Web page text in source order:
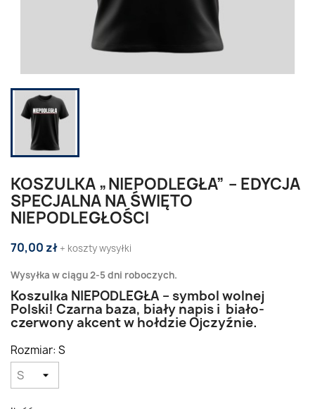
KOSZULKA „NIEPODLEGŁA” – EDYCJA
SPECJALNA NA ŚWIĘTO
NIEPODLEGŁOŚCI
70,00 zł + koszty wysyłki
Wysyłka w ciągu 2-5 dni roboczych.
Koszulka NIEPODLEGŁA – symbol wolnej
Polski! Czarna baza, biały napis i biało-
czerwony akcent w hołdzie Ojczyźnie.
Rozmiar: S